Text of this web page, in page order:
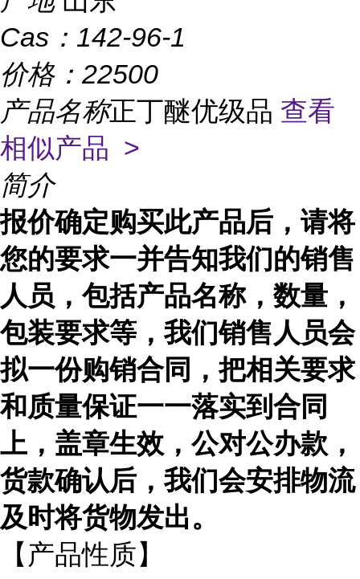
Cas： 142-96-1
价格： 22500
产品名称正丁醚优级品 查看
相似产品 >
简介
报价确定购买此产品后，请将
您的要求一并告知我们的销售
人员，包括产品名称，数量，
包装要求等，我们销售人员会
拟一份购销合同，把相关要求
和质量保证一一落实到合同
上，盖章生效，公对公办款，
货款确认后，我们会安排物流
及时将货物发出。
【产品性质】